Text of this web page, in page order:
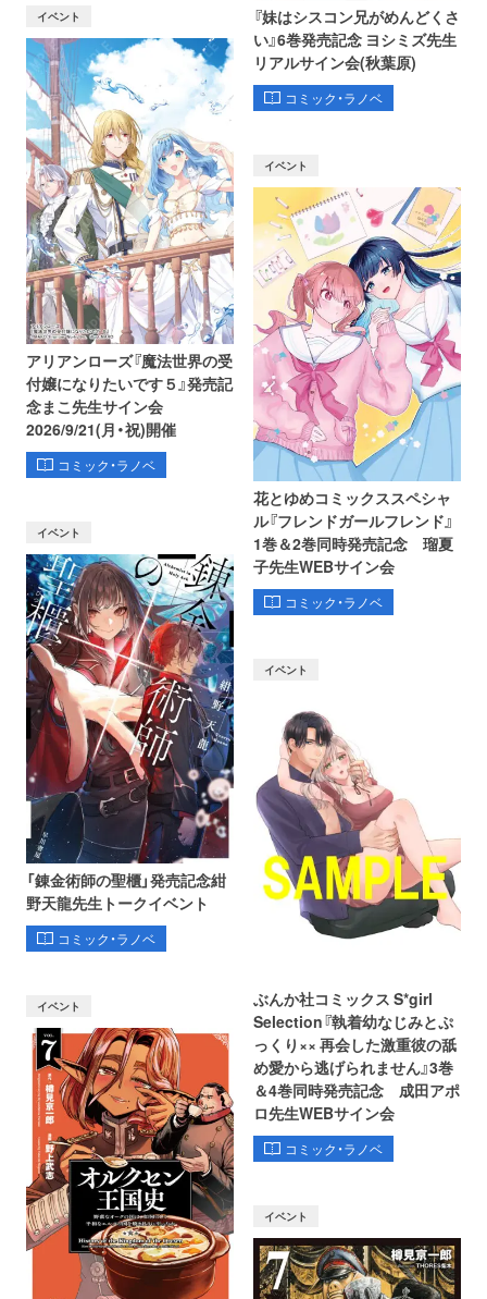
『妹はシスコン兄がめんどくさ
い』6巻発売記念 ヨシミズ先生
リアルサイン会(秋葉原)
コミック・ラノベ
イベント
アリアンローズ『魔法世界の受
付嬢になりたいです５』発売記
念まこ先生サイン会
2026/9/21(月・祝)開催
コミック・ラノベ
イベント
花とゆめコミックススペシャ
ル『フレンドガールフレンド』
1巻＆2巻同時発売記念 瑠夏
子先生WEBサイン会
コミック・ラノベ
イベント
「錬金術師の聖櫃」発売記念紺
野天龍先生トークイベント
コミック・ラノベ
イベント
ぶんか社コミックス S*girl
Selection『執着幼なじみとぷ
っくり×× 再会した激重彼の舐
め愛から逃げられません』3巻
＆4巻同時発売記念 成田アポ
ロ先生WEBサイン会
コミック・ラノベ
イベント
イベント